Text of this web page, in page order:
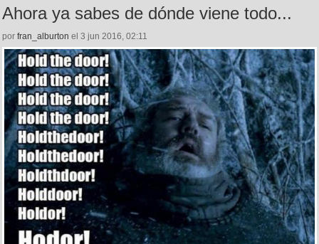
Ahora ya sabes de dónde viene todo...
por fran_alburton el 3 jun 2016, 02:11